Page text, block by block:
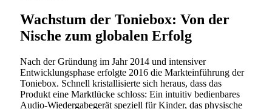
Wachstum der Toniebox: Von der
Nische zum globalen Erfolg
Nach der Gründung im Jahr 2014 und intensiver
Entwicklungsphase erfolgte 2016 die Markteinführung der
Toniebox. Schnell kristallisierte sich heraus, dass das
Produkt eine Marktlücke schloss: Ein intuitiv bedienbares
Audio-Wiedergabegerät speziell für Kinder, das physische